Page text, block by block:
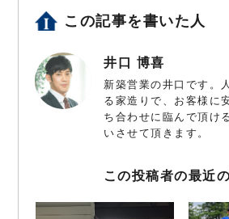
この記事を書いた人
井口 博喜
新築営業の井口です。
る家造りで、お客様に
ち合わせに臨んで頂け
いさせて頂きます。
この投稿者の最近